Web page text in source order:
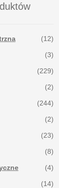
(12)
(3)
(229)
(2)
(244)
(2)
(23)
(8)
(4)
(14)